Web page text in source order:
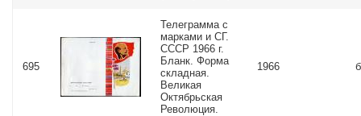
695
Телеграмма с
марками и СГ.
СССР 1966 г.
Бланк. Форма
складная.
Великая
Октябрьская
Революция.
1966